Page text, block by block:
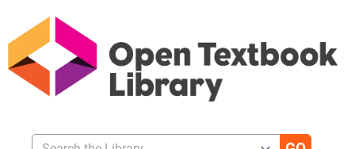
Search the Library